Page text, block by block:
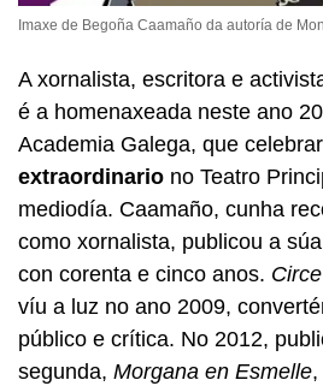
Imaxe de Begoña Caamaño da autoría de
A xornalista, escritora e
é a homenaxeada neste ano
Academia Galega, que
extraordinario no Teatro
mediodía. Caamaño, cunha
como xornalista, publicou a
con corenta e cinco anos.
víu a luz no ano 2009,
público e crítica. No 2012,
segunda, Morgana en Esmelle